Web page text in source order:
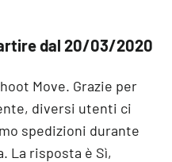
dal 20/03/2020
Move. Grazie per
diversi utenti ci
spedizioni durante
La risposta è Sì,